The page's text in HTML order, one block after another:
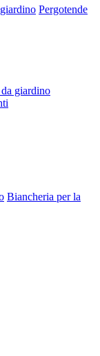
Pergotende
giardino
Biancheria per la